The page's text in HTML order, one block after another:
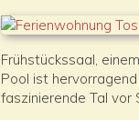
Frühstückssaal,
Pool ist
faszinierende Tal vor